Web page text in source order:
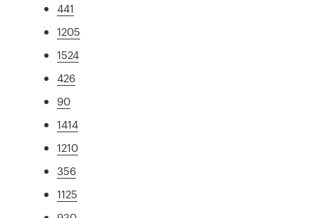
441
1205
1524
426
90
1414
1210
356
1125